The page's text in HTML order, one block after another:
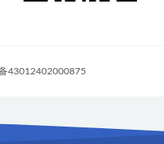
43012402000875